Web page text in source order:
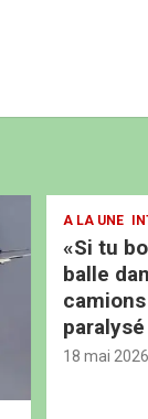
A LA UNE
«Si tu
balle
18 mai 2026